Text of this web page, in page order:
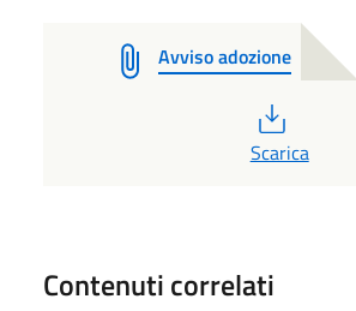
Avviso adozione
PDF
Scarica
Contenuti correlati